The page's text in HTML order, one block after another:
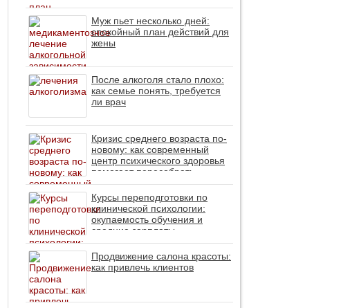
Муж пьет несколько дней:
спокойный план действий для
жены
После алкоголя стало плохо:
как семье понять, требуется
ли врач
Кризис среднего возраста по-
новому: как современный
центр психического здоровья
помогает пересобрать
личность без таблеток (методы
ДПДГ и КПТ)
Курсы переподготовки по
клинической психологии:
окупаемость обучения и
средние зарплаты
специалистов в 2026 году
Продвижение салона красоты:
как привлечь клиентов